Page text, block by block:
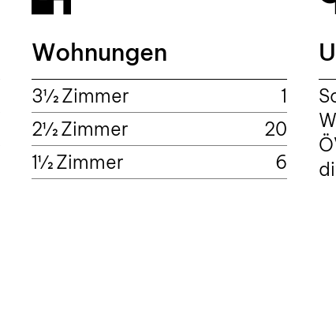
Wohnungen
3½ Zimmer
1
2½ Zimmer
20
1½ Zimmer
6